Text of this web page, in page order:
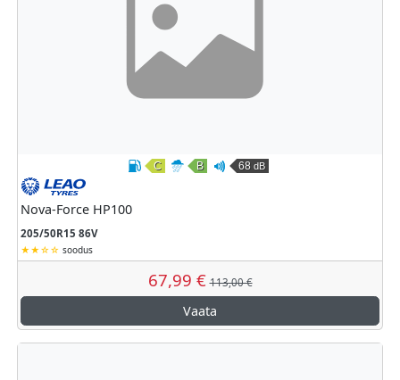
Kütusesäästlikkus
C
Märghaardumine
B
Väline veeremismüra
68 dB
Nova-Force HP100
205/50R15 86V
soodus
67,99 € 113,00 €
Vaata